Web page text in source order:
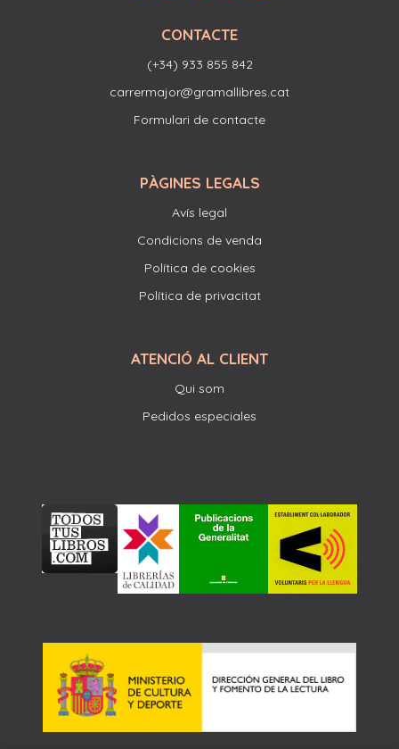
CONTACTE
(+34) 933 855 842
carrermajor@gramallibres.cat
Formulari de contacte
PÀGINES LEGALS
Avís legal
Condicions de venda
Política de cookies
Política de privacitat
ATENCIÓ AL CLIENT
Qui som
Pedidos especiales